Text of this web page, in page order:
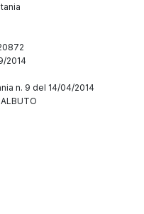
2014
n. 9 del 14/04/2014